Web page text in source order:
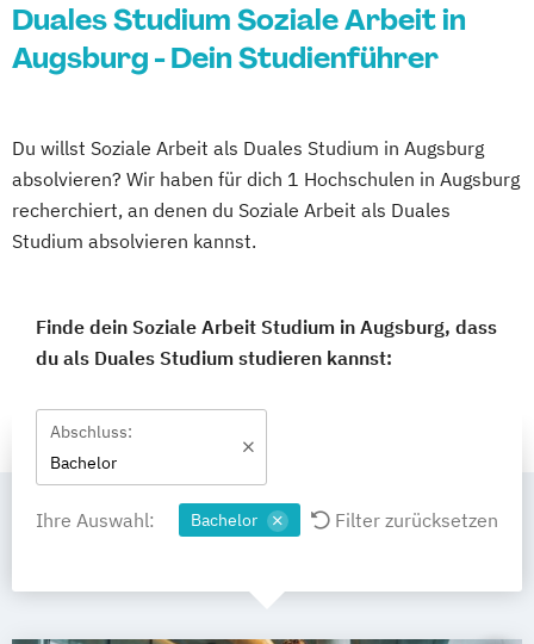
Duales Studium Soziale Arbeit in
Augsburg - Dein Studienführer
Du willst Soziale Arbeit als Duales Studium in Augsburg
absolvieren? Wir haben für dich 1 Hochschulen in Augsburg
recherchiert, an denen du Soziale Arbeit als Duales
Studium absolvieren kannst.
Finde dein Soziale Arbeit Studium in Augsburg, dass
du als Duales Studium studieren kannst:
Abschluss:
Bachelor
Ihre Auswahl: Bachelor Filter zurücksetzen